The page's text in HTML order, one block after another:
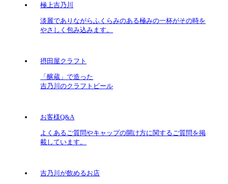
極上吉乃川
淡麗でありながらふくらみのある極みの一杯がその時を
やさしく包み込みます。
摂田屋クラフト
「醸蔵」で造った
吉乃川のクラフトビール
お客様Q&A
よくあるご質問やキャップの開け方に関するご質問を掲
載しています。
吉乃川が飲めるお店